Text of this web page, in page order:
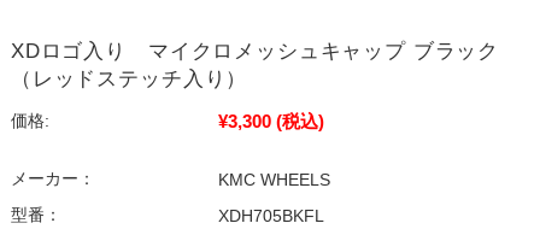
XDロゴ入り マイクロメッシュキャップ ブラック
（レッドステッチ入り）
価格: ¥3,300 (税込)
メーカー：
KMC WHEELS
型番：
XDH705BKFL